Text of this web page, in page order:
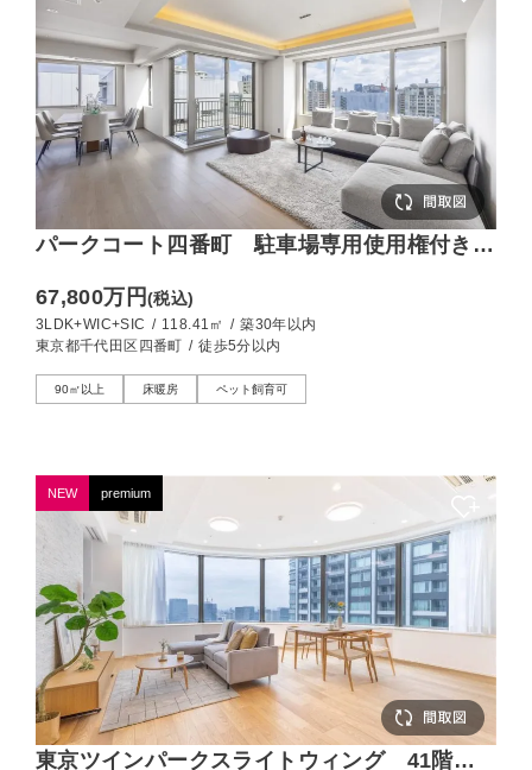
パークコート四番町 駐車場専用使用権付きの
67,800万円(税込)
3LDK+WIC+SIC / 118.41㎡ / 築30年以内
東京都千代田区四番町 / 徒歩5分以内
90㎡以上 床暖房 ペット飼育可
NEW premium
東京ツインパークスライトウィング 41階か